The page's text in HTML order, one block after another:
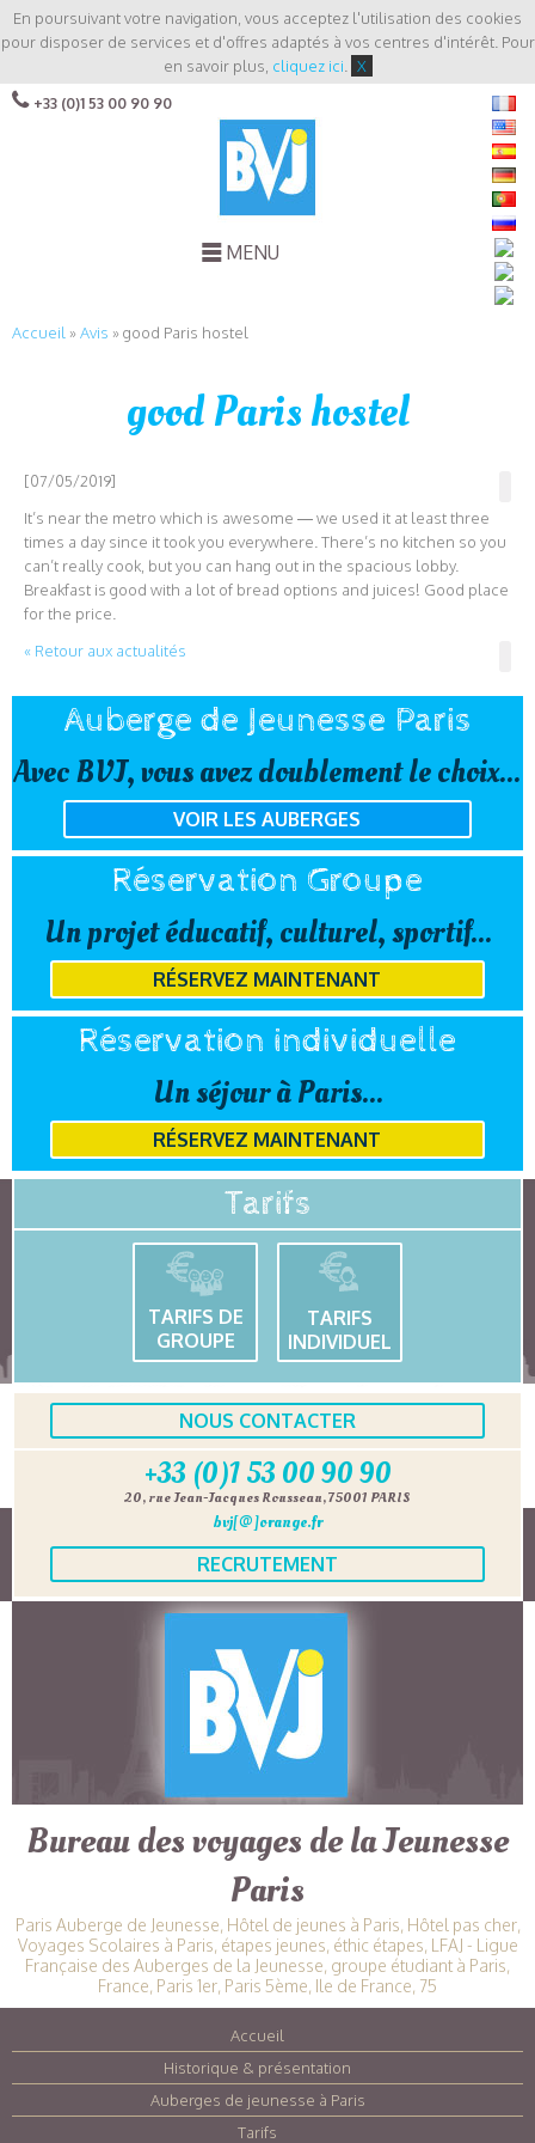
En poursuivant votre navigation, vous acceptez l'utilisation des cookies
pour disposer de services et d'offres adaptés à vos centres d'intérêt. Pour
en savoir plus, cliquez ici X
+33 (0)1 53 00 90 90
MENU
Accueil »Avis »good Paris hostel
good Paris hostel
[07/05/2019]
It’s near the metro which is awesome — we used it at least three
times a day since it took you everywhere. There’s no kitchen so you
can’t really cook, but you can hang out in the spacious lobby.
Breakfast is good with a lot of bread options and juices! Good place
for the price.
« Retour aux actualités
Auberge de Jeunesse Paris
Avec BVJ, vous avez doublement le choix...
VOIR LES AUBERGES
Réservation Groupe
Un projet éducatif, culturel, sportif...
RÉSERVEZ MAINTENANT
Réservation individuelle
Un séjour à Paris...
RÉSERVEZ MAINTENANT
Tarifs
TARIFS DE
GROUPE
TARIFS
INDIVIDUEL
NOUS CONTACTER
+33 (0)1 53 00 90 90
20, rue Jean-Jacques Rousseau, 75001 PARIS
bvj[@]orange.fr
RECRUTEMENT
Bureau des voyages de la Jeunesse
Paris
Paris Auberge de Jeunesse, Hôtel de jeunes à Paris, Hôtel pas cher,
Voyages Scolaires à Paris, étapes jeunes, éthic étapes, LFAJ - Ligue
Française des Auberges de la Jeunesse, groupe étudiant à Paris,
France, Paris 1er, Paris 5ème, Ile de France, 75
Accueil
Historique & présentation
Auberges de jeunesse à Paris
Tarifs